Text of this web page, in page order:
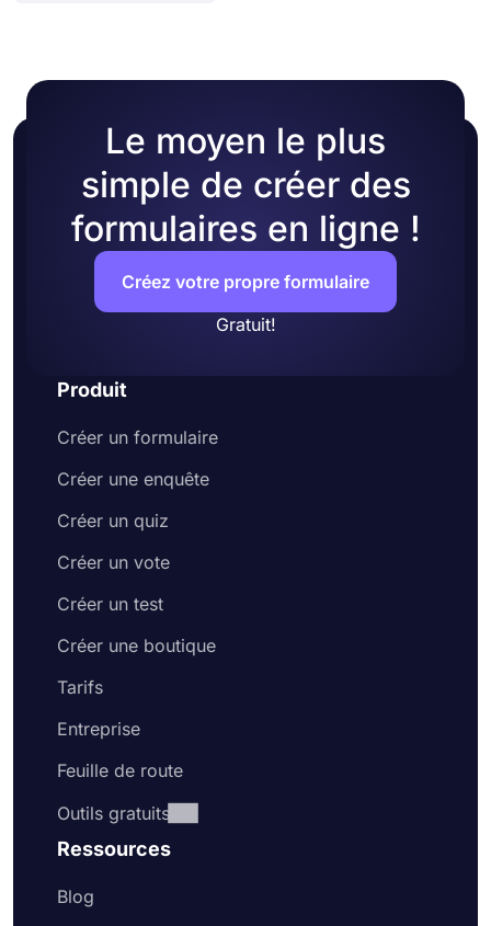
Le moyen le plus
simple de créer des
formulaires en ligne !
Créez votre propre formulaire
Gratuit!
Produit
Créer un formulaire
Créer une enquête
Créer un quiz
Créer un vote
Créer un test
Créer une boutique
Tarifs
Entreprise
Feuille de route
Outils gratuits
Ressources
Blog